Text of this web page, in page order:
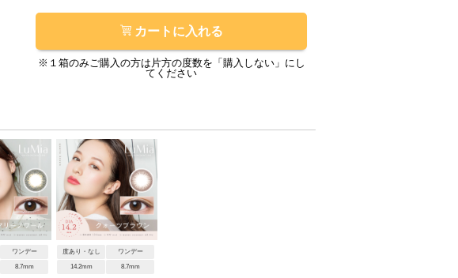
カートに入れる
※１箱のみご購入の方は片方の度数を「購入しない」にし
てください
ワンデー
8.7mm
度あり・なし ワンデー
14.2mm 8.7mm